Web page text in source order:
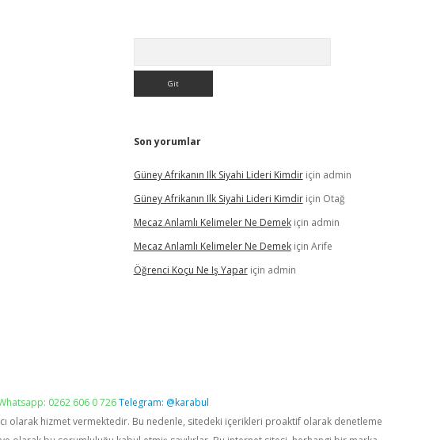
Son yorumlar
Güney Afrikanın Ilk Siyahi Lideri Kimdiriçin admin
Güney Afrikanın Ilk Siyahi Lideri Kimdiriçin Otağ
Mecaz Anlamlı Kelimeler Ne Demekiçin admin
Mecaz Anlamlı Kelimeler Ne Demekiçin Arife
Öğrenci Koçu Ne Iş Yapariçin admin
0262 606 0 726Telegram: @karabul
olarak hizmet vermektedir. Bu nedenle, sitedeki içerikleri proaktif olarak denetleme